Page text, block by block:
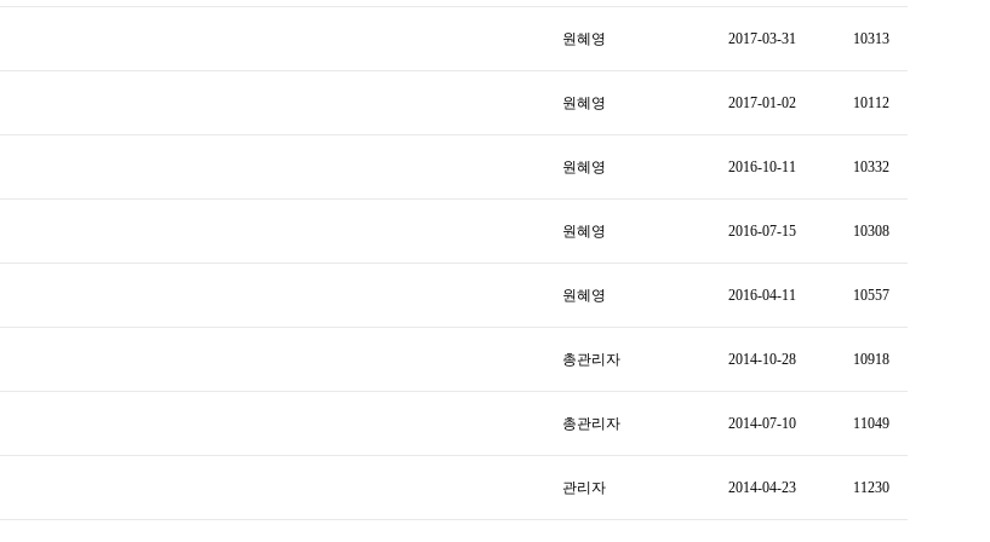
원혜영 2017-03-31 10313
원혜영 2017-01-02 10112
원혜영 2016-10-11 10332
원혜영 2016-07-15 10308
원혜영 2016-04-11 10557
총관리자 2014-10-28 10918
총관리자 2014-07-10 11049
관리자 2014-04-23 11230